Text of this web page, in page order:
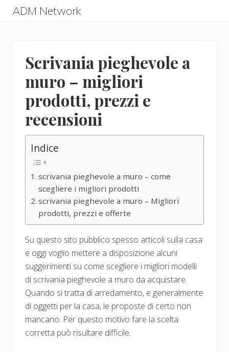
MenuADM Network
Scrivania pieghevole a
muro – migliori
prodotti, prezzi e
recensioni
Indice
scrivania pieghevole a muro – come
scegliere i migliori prodotti
scrivania pieghevole a muro – Migliori
prodotti, prezzi e offerte
Su questo sito pubblico spesso articoli sulla casa
e oggi voglio mettere a disposizione alcuni
suggerimenti su come scegliere i migliori modelli
di scrivania pieghevole a muro da acquistare.
Quando si tratta di arredamento, e generalmente
di oggetti per la casa, le proposte di certo non
mancano. Per questo motivo fare la scelta
corretta può risultare difficile.